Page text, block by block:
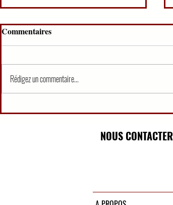
Commentaires
Rédigez un commentaire...
NOUS CONTACTER